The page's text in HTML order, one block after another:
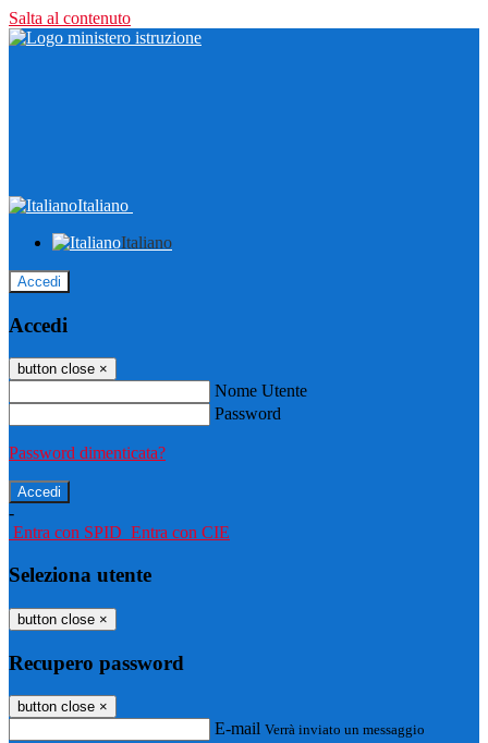
Salta al contenuto
Italiano
Italiano
Accedi
Accedi
button close ×
Nome Utente
Password
Password dimenticata?
-
Entra con SPID Entra con CIE
Seleziona utente
button close ×
Recupero password
button close ×
E-mail Verrà inviato un messaggio